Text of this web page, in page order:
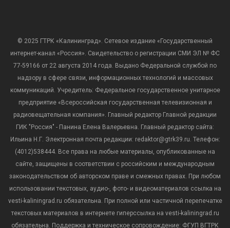
© 2025 ГТРК «Калининград». Сетевое издание «Государственный
интернет-канал «Россия». Свидетельство о регистрации СМИ ЭЛ № ФС
77-59166 от 22 августа 2014 года. Выдано Федеральной службой по
надзору в сфере связи, информационных технологий и массовых
коммуникаций. Учредитель: Федеральное государственное унитарное
предприятие «Всероссийская государственная телевизионная и
радиовещательная компания». Главный редактор Главной редакции
ГИК "Россия" - Панина Елена Валерьевна. Главный редактор сайта:
Ильина Н.Г. Электронная почта редакции: redaktor@gtrk39.ru. Телефон:
(4012)538444. Все права на любые материалы, опубликованные на
сайте, защищены в соответствии с российским и международным
законодательством об авторском праве и смежных правах. При любом
использовании текстовых, аудио-, фото- и видеоматериалов ссылка на
vesti-kaliningrad.ru обязательна. При полной или частичной перепечатке
текстовых материалов в интернете гиперссылка на vesti-kaliningrad.ru
обязательна. Поддержка и техническое сопровождение: ФГУП ВГТРК